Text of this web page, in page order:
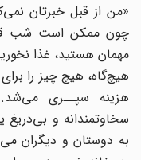
«من از قبل خبرتان
چون ممکن است شب قبل
مهمان هستید، غذا نخورید
هیچ‌گاه، هیچ چیز را
هزینه‌ سپــری
سخاوتمندانه و بی‌دریغ
به دوستان و دیگران